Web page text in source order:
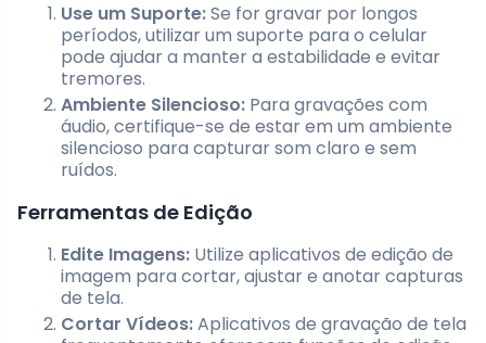
Use um Suporte:Se for gravar por longos
períodos, utilizar um suporte para o celular
pode ajudar a manter a estabilidade e evitar
tremores.
Ambiente Silencioso: Para gravações com
áudio, certifique-se de estar em um ambiente
silencioso para capturar som claro e sem
ruídos.
Ferramentas de Edição
Edite Imagens: Utilize aplicativos de edição de
imagem para cortar, ajustar e anotar capturas
de tela.
Cortar Vídeos:Aplicativos de gravação de tela